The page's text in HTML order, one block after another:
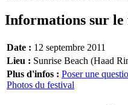
Informations sur le
Date : 12 septembre 2011
Lieu : Sunrise Beach (Haad
Plus d'infos : Poser une
Photos du festival